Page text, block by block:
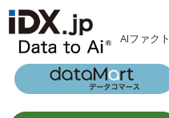
AIファク